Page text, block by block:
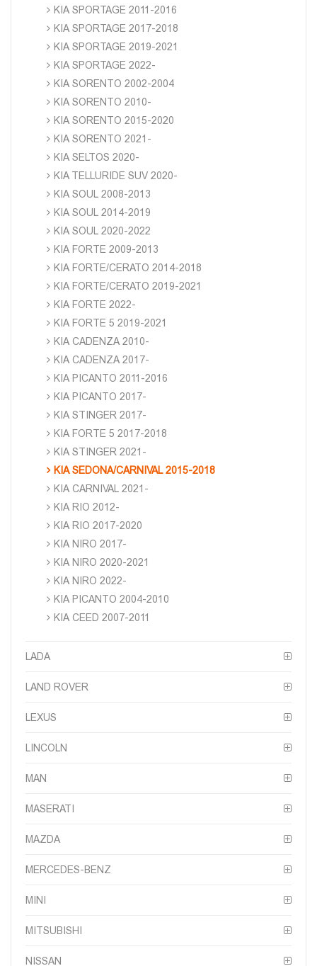
KIA SPORTAGE 2011-2016
KIA SPORTAGE 2017-2018
KIA SPORTAGE 2019-2021
KIA SPORTAGE 2022-
KIA SORENTO 2002-2004
KIA SORENTO 2010-
KIA SORENTO 2015-2020
KIA SORENTO 2021-
KIA SELTOS 2020-
KIA TELLURIDE SUV 2020-
KIA SOUL 2008-2013
KIA SOUL 2014-2019
KIA SOUL 2020-2022
KIA FORTE 2009-2013
KIA FORTE/CERATO 2014-2018
KIA FORTE/CERATO 2019-2021
KIA FORTE 2022-
KIA FORTE 5 2019-2021
KIA CADENZA 2010-
KIA CADENZA 2017-
KIA PICANTO 2011-2016
KIA PICANTO 2017-
KIA STINGER 2017-
KIA FORTE 5 2017-2018
KIA STINGER 2021-
KIA SEDONA/CARNIVAL 2015-2018
KIA CARNIVAL 2021-
KIA RIO 2012-
KIA RIO 2017-2020
KIA NIRO 2017-
KIA NIRO 2020-2021
KIA NIRO 2022-
KIA PICANTO 2004-2010
KIA CEED 2007-2011
LADA
LAND ROVER
LEXUS
LINCOLN
MAN
MASERATI
MAZDA
MERCEDES-BENZ
MINI
MITSUBISHI
NISSAN